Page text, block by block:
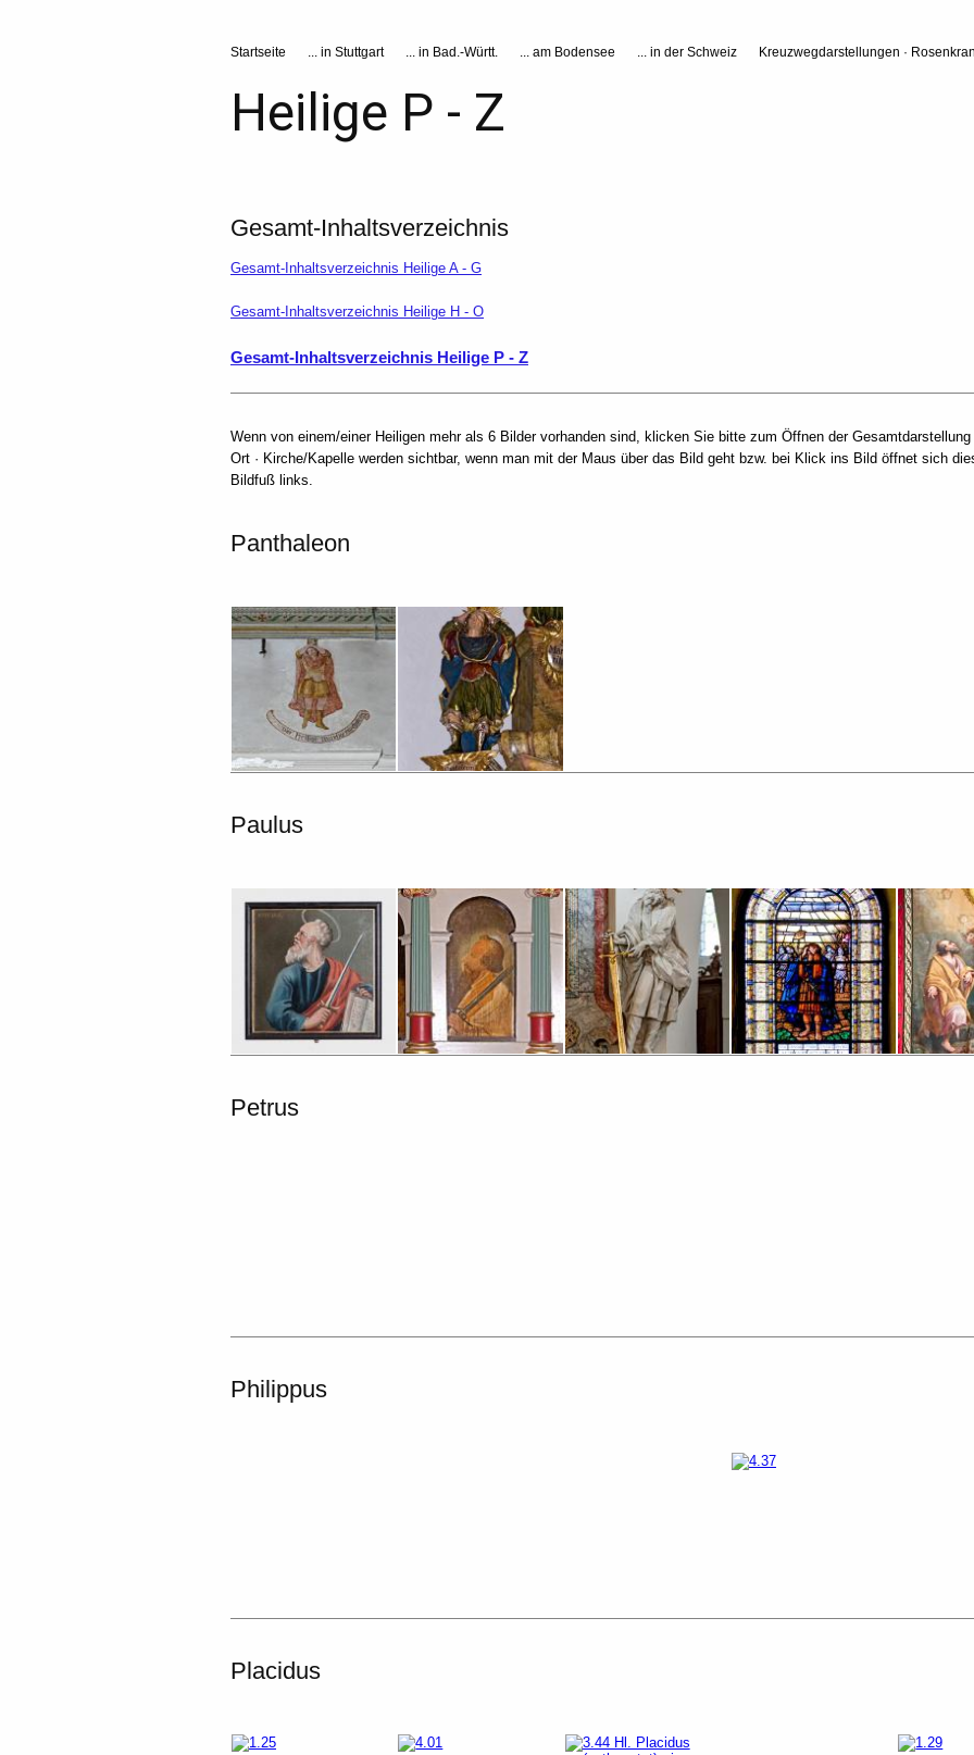
Startseite ... in Stuttgart ... in Bad.-Württ. ... am Bodensee ... in der Schweiz Kreuzwegdarstellungen ·
Heilige P - Z
Gesamt-Inhaltsverzeichnis
Gesamt-Inhaltsverzeichnis Heilige A - G
Gesamt-Inhaltsverzeichnis Heilige H - O
Gesamt-Inhaltsverzeichnis Heilige P - Z
Wenn von einem/einer Heiligen mehr als 6 Bilder vorhanden sind, klicken Sie bitte zum Öffnen der
Ort · Kirche/Kapelle werden sichtbar, wenn man mit der Maus über das Bild geht bzw. bei Klick ins Bild öffnet sich
Bildfuß links.
Panthaleon
Paulus
Petrus
Philippus
Placidus